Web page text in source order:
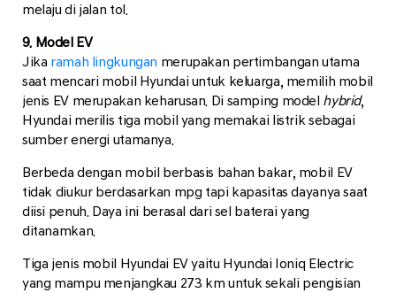
melaju di jalan tol.
9. Model EV
Jika ramah lingkungan merupakan pertimbangan utama
saat mencari mobil Hyundai untuk keluarga, memilih mobil
jenis EV merupakan keharusan. Di samping model hybrid,
Hyundai merilis tiga mobil yang memakai listrik sebagai
sumber energi utamanya.
Berbeda dengan mobil berbasis bahan bakar, mobil EV
tidak diukur berdasarkan mpg tapi kapasitas dayanya saat
diisi penuh. Daya ini berasal dari sel baterai yang
ditanamkan.
Tiga jenis mobil Hyundai EV yaitu Hyundai Ioniq Electric
yang mampu menjangkau 273 km untuk sekali pengisian